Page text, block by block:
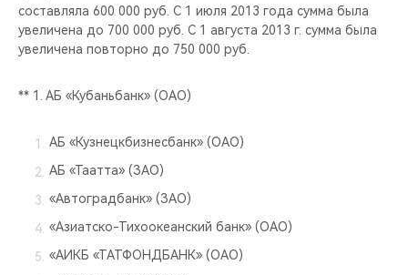
составляла 600 000 руб. С 1 июля 2013 года сумма была
увеличена до 700 000 руб. С 1 августа 2013 г. сумма была
увеличена повторно до 750 000 руб.
** 1. АБ «Кубаньбанк» (ОАО)
АБ «Кузнецкбизнесбанк» (ОАО)
АБ «Таатта» (ЗАО)
«Автоградбанк» (ЗАО)
«Азиатско-Тихоокеанский банк» (ОАО)
«АИКБ «ТАТФОНДБАНК» (ОАО)